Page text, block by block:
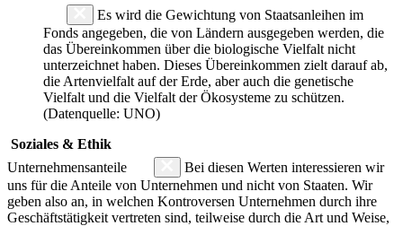
Es wird die Gewichtung von Staatsanleihen im
Fonds angegeben, die von Ländern ausgegeben werden, die
das Übereinkommen über die biologische Vielfalt nicht
unterzeichnet haben. Dieses Übereinkommen zielt darauf ab,
die Artenvielfalt auf der Erde, aber auch die genetische
Vielfalt und die Vielfalt der Ökosysteme zu schützen.
(Datenquelle: UNO)
Soziales & Ethik
Unternehmensanteile
Bei diesen Werten interessieren wir
uns für die Anteile von Unternehmen und nicht von Staaten. Wir
geben also an, in welchen Kontroversen Unternehmen durch ihre
Geschäftstätigkeit vertreten sind, teilweise durch die Art und Weise,